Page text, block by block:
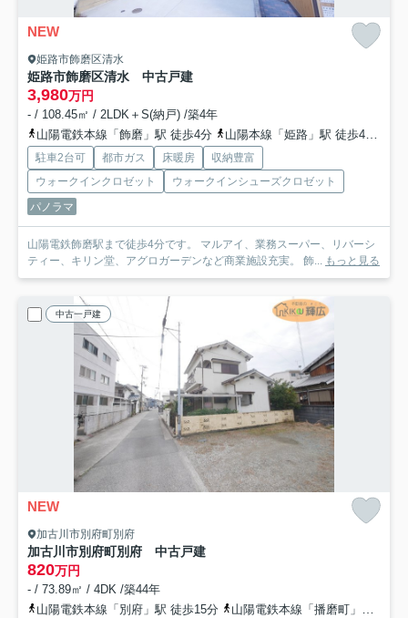
NEW
姫路市飾磨区清水
姫路市飾磨区清水 中古戸建
3,980万円
- / 108.45㎡ / 2LDK＋S(納戸) /築4年
山陽電鉄本線「飾磨」駅 徒歩4分
山陽本線「姫路」駅 徒歩44分
駐車2台可 都市ガス 床暖房
収納豊富
ウォークインクロゼット
ウォークインシューズクロゼット
パノラマ
山陽電鉄飾磨駅まで徒歩4分です。 マルアイ、業務スーパー、リバーシ
ティー、キリン堂、アグロガーデンなど商業施設充実。 飾... もっと見る
中古一戸建
NEW
加古川市別府町別府
加古川市別府町別府 中古戸建
820万円
- / 73.89㎡ / 4DK /築44年
山陽電鉄本線「別府」駅 徒歩15分
山陽電鉄本線「播磨町」駅 徒歩33分